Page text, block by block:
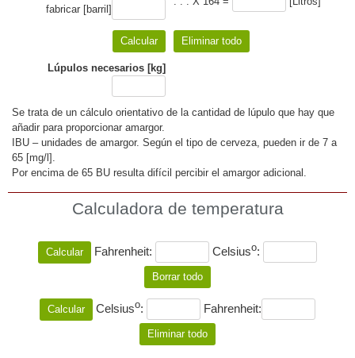
fabricar [barril]
Lúpulos necesarios [kg]
Se trata de un cálculo orientativo de la cantidad de lúpulo que hay que
añadir para proporcionar amargor.
IBU – unidades de amargor. Según el tipo de cerveza, pueden ir de 7 a
65 [mg/l].
Por encima de 65 BU resulta difícil percibir el amargor adicional.
Calculadora de temperatura
Fahrenheit: Celsiuso:
Celsiuso: Fahrenheit: